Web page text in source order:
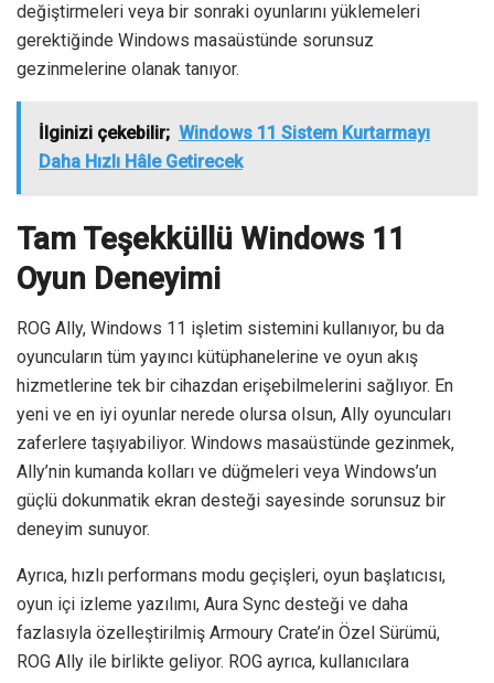
değiştirmeleri veya bir sonraki oyunlarını yüklemeleri
gerektiğinde Windows masaüstünde sorunsuz
gezinmelerine olanak tanıyor.
İlginizi çekebilir; Windows 11 Sistem Kurtarmayı
Daha Hızlı Hâle Getirecek
Tam Teşekküllü Windows 11
Oyun Deneyimi
ROG Ally, Windows 11 işletim sistemini kullanıyor, bu da
oyuncuların tüm yayıncı kütüphanelerine ve oyun akış
hizmetlerine tek bir cihazdan erişebilmelerini sağlıyor. En
yeni ve en iyi oyunlar nerede olursa olsun, Ally oyuncuları
zaferlere taşıyabiliyor. Windows masaüstünde gezinmek,
Ally’nin kumanda kolları ve düğmeleri veya Windows’un
güçlü dokunmatik ekran desteği sayesinde sorunsuz bir
deneyim sunuyor.
Ayrıca, hızlı performans modu geçişleri, oyun başlatıcısı,
oyun içi izleme yazılımı, Aura Sync desteği ve daha
fazlasıyla özelleştirilmiş Armoury Crate’in Özel Sürümü,
ROG Ally ile birlikte geliyor. ROG ayrıca, kullanıcılara